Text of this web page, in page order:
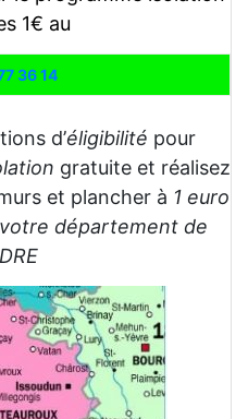
1€ au
36 14
d’éligibilité pour
gratuite et réalisez
et plancher à 1 euro
département de